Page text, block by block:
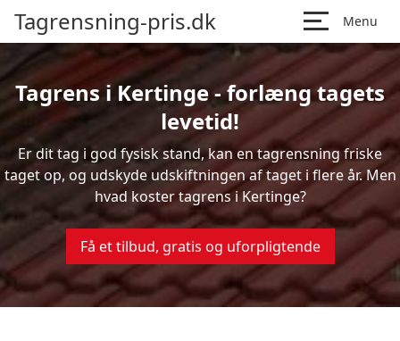
Tagrensning-pris.dk Menu
Tagrens i Kertinge - forlæng tagets
levetid!
Er dit tag i god fysisk stand, kan en tagrensning friske
taget op, og udskyde udskiftningen af taget i flere år. Men
hvad koster tagrens i Kertinge?
Få et tilbud, gratis og uforpligtende